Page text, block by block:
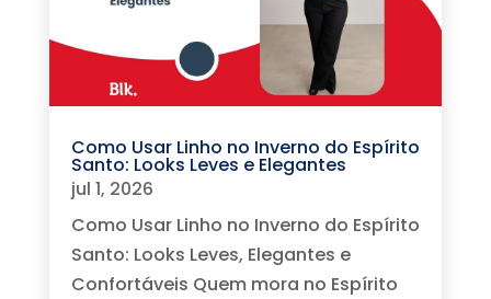
Como Usar Linho no Inverno do Espírito
Santo: Looks Leves e Elegantes
jul 1, 2026
Como Usar Linho no Inverno do Espírito
Santo: Looks Leves, Elegantes e
Confortáveis Quem mora no Espírito